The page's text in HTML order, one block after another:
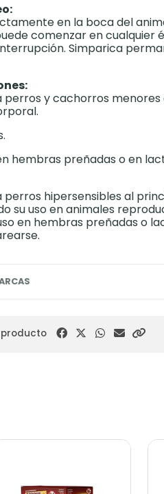
en la boca del
comenzar en cualquier
Simparica
perros y cachorros menores
hembras preñadas o en
perros hipersensibles al
su uso en animales
en hembras preñadas o